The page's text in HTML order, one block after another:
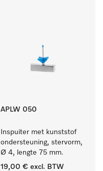
APLW 050
Inspuiter met kunststof
ondersteuning, stervorm,
Ø 4, lengte 75 mm.
19,00 € excl. BTW